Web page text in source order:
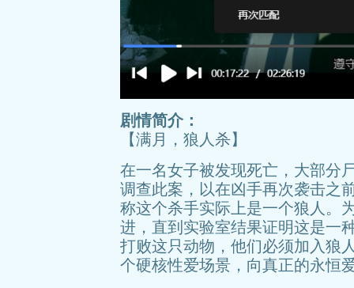
剧情简介：
【满月，狼人杀】
在一名女子被发现死亡，大部分
调查此案，以在凶手再次袭击之
称这个杀手实际上是一个狼人。
进，直到实验室结果证明这是一
打败这只动物，他们必须加入狼
个硬核性爱场景，向真正的永恒